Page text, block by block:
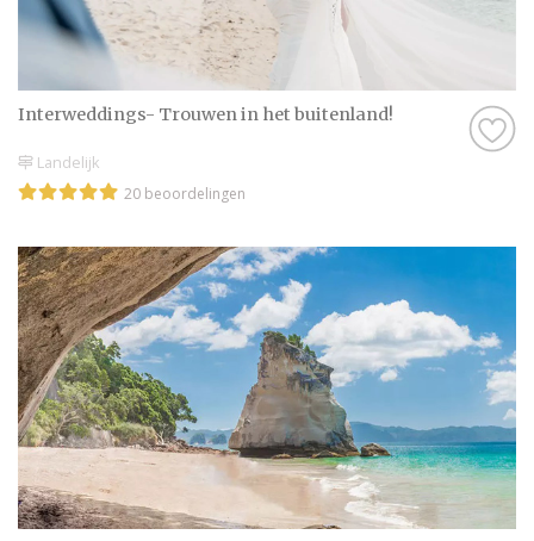
Wij wensen jullie alvast een geweldige tijd
toe!
Interweddings- Trouwen in het buitenland!
Landelijk
20 beoordelingen